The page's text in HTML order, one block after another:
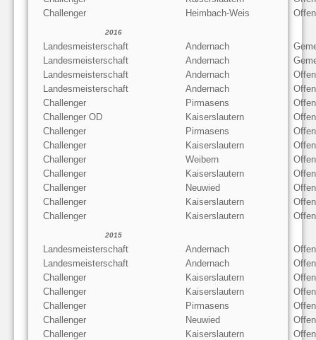
Challenger
Heimbach-Weis
2016
Landesmeisterschaft Andernach
Landesmeisterschaft
Andernach
Landesmeisterschaft
Andernach
Landesmeisterschaft
Andernach
Challenger
Pirmasens
Challenger OD
Kaiserslautern
Challenger
Pirmasens
Challenger
Kaiserslautern
Challenger
Weibern
Challenger
Kaiserslautern
Challenger
Neuwied
Challenger
Kaiserslautern
Challenger
Kaiserslautern
2015
Landesmeisterschaft Andernach
Landesmeisterschaft
Andernach
Challenger
Kaiserslautern
Challenger
Kaiserslautern
Challenger
Pirmasens
Challenger
Neuwied
Challenger
Kaiserslautern